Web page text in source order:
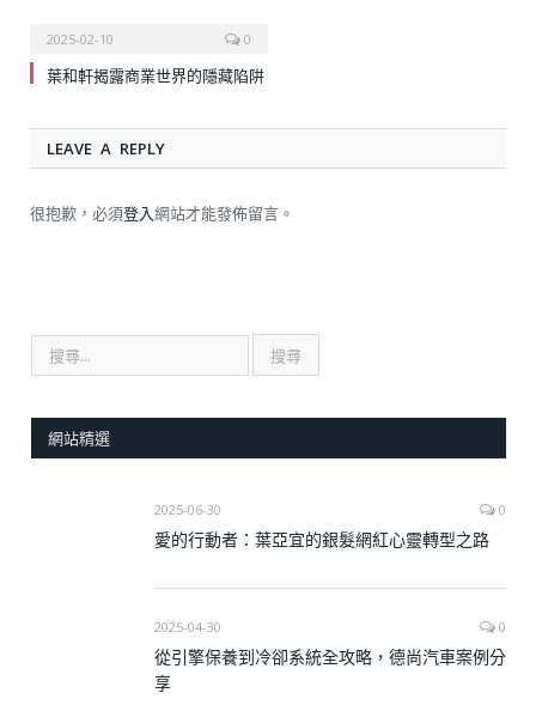
2025-02-10 0
葉和軒揭露商業世界的隱藏陷阱
LEAVE A REPLY
很抱歉，必須登入網站才能發佈留言。
網站精選
2025-06-30 0
愛的行動者：葉亞宜的銀髮網紅心靈轉型之路
2025-04-30 0
從引擎保養到冷卻系統全攻略，德尚汽車案例分
享